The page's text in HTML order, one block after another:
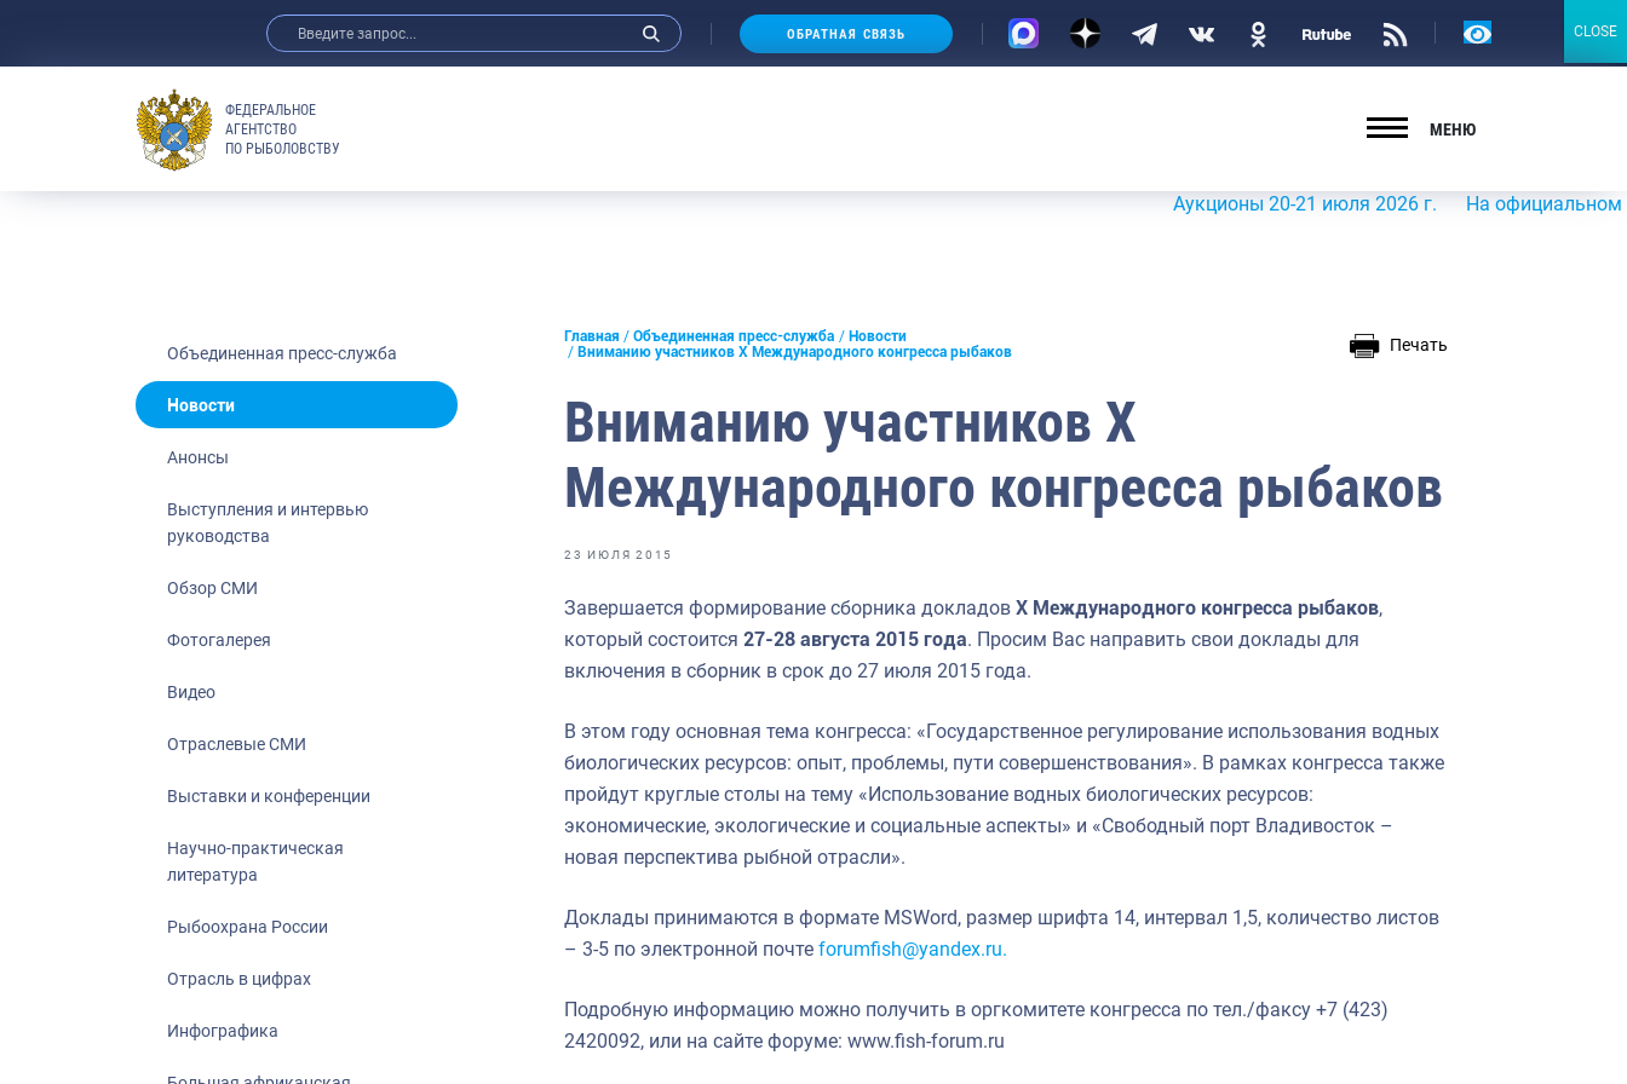
Анонсы
Отраслевые СМИ
Выставки и конференции
Научно-практическая литература
Рыбоохрана России
Большая африканская экспедиция
Укрепление духовно-нравственных
События в России и мире
ОБРАТНАЯ СВЯЗЬ
Версия
ФЕДЕРАЛЬНОЕ
АГЕНТСТВО
ПО РЫБОЛОВСТВУ
МЕНЮ
Аукционы 20-21 июля 2026 г. На официальном сайте
Объединенная пресс-служба
Новости
Анонсы
Выступления и интервью
руководства
Обзор СМИ
Фотогалерея
Видео
Отраслевые СМИ
Выставки и конференции
Научно-практическая
литература
Рыбоохрана России
Отрасль в цифрах
Инфографика
Главная Объединенная пресс-служба
Новости
Вниманию участников Х Международного конгресса рыбаков
Печать
Вниманию участников Х
Международного конгресса рыбаков
23 ИЮЛЯ 2015
Завершается формирование сборника докладов X Международного конгресса рыбаков,
который состоится 27-28 августа 2015 года. Просим Вас направить свои доклады для
включения в сборник в срок до 27 июля 2015 года.
В этом году основная тема конгресса: «Государственное регулирование использования водных
биологических ресурсов: опыт, проблемы, пути совершенствования». В рамках конгресса также
пройдут круглые столы на тему «Использование водных биологических ресурсов:
экономические, экологические и социальные аспекты» и «Свободный порт Владивосток –
новая перспектива рыбной отрасли».
Доклады принимаются в формате MSWord, размер шрифта 14, интервал 1,5, количество листов
– 3-5 по электронной почте forumfish@yandex.ru.
Подробную информацию можно получить в оргкомитете конгресса по тел./факсу +7 (423)
2420092, или на сайте форуме: www.fish-forum.ru
CLOSE
CLOSE